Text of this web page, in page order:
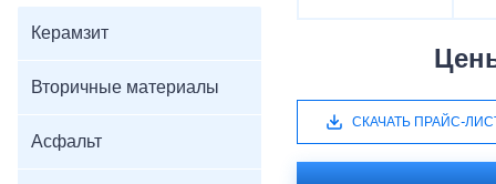
Керамзит
Вторичные материалы
Асфальт
СКАЧАТЬ ПРАЙС-